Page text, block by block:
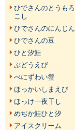
ひでさんのとうもろ
こし
ひでさんのにんじん
ひでさんの豆
ひと汐鮭
ぶどうえび
べにずわい蟹
ほっかいしまえび
ほっけ一夜干し
めぢか鮭ひと汐
アイスクリーム